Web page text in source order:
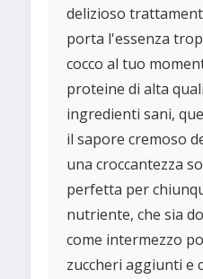
delizioso
porta l'essenza
cocco al tuo
proteine di alta
ingredienti sani,
il sapore cremoso
una croccantezza
perfetta per
nutriente, che sia
come intermezzo
zuccheri aggiunti e